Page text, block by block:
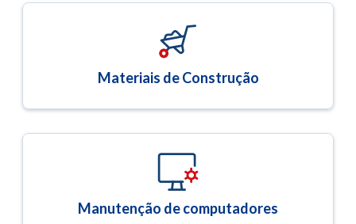
Materiais de Construção
Manutenção de computadores